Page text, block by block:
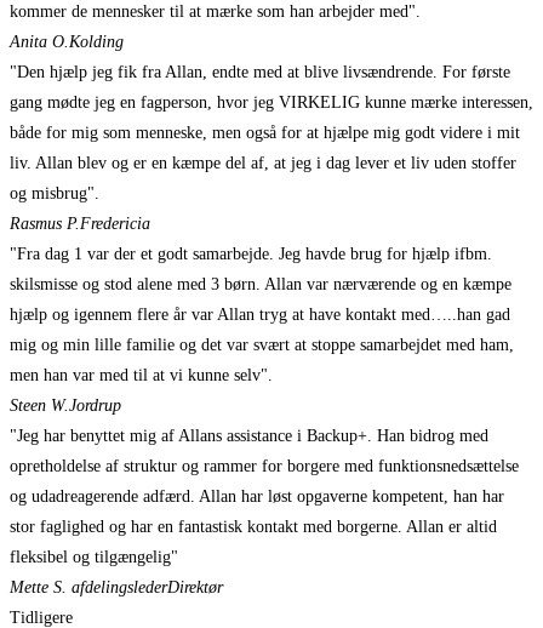
kommer de mennesker til at mærke som han arbejder med".
Anita O. Kolding
"Den hjælp jeg fik fra Allan, endte med at blive livsændrende. For første
gang mødte jeg en fagperson, hvor jeg VIRKELIG kunne mærke interessen,
både for mig som menneske, men også for at hjælpe mig godt videre i mit
liv. Allan blev og er en kæmpe del af, at jeg i dag lever et liv uden stoffer
og misbrug".
Rasmus P. Fredericia
"Fra dag 1 var der et godt samarbejde. Jeg havde brug for hjælp ifbm.
skilsmisse og stod alene med 3 børn. Allan var nærværende og en kæmpe
hjælp og igennem flere år var Allan tryg at have kontakt med…..han gad
mig og min lille familie og det var svært at stoppe samarbejdet med ham,
men han var med til at vi kunne selv".
Steen W.Jordrup
"Jeg har benyttet mig af Allans assistance i Backup+. Han bidrog med
opretholdelse af struktur og rammer for borgere med funktionsnedsættelse
og udadreagerende adfærd. Allan har løst opgaverne kompetent, han har
stor faglighed og har en fantastisk kontakt med borgerne. Allan er altid
fleksibel og tilgængelig"
Mette S. afdelingslederDirektør
Tidligere